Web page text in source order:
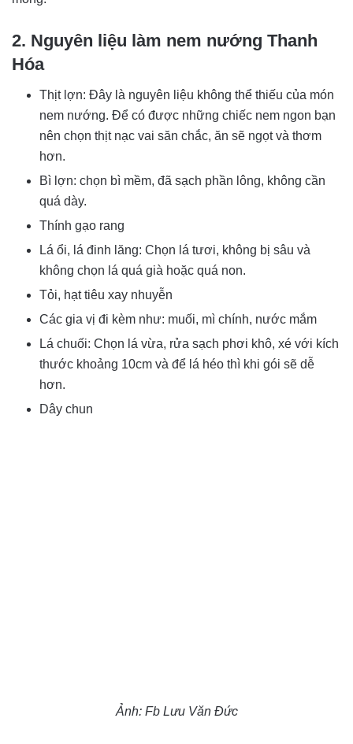
2. Nguyên liệu làm nem nướng Thanh
Hóa
Thịt lợn: Đây là nguyên liệu không thể thiếu của món
nem nướng. Để có được những chiếc nem ngon bạn
nên chọn thịt nạc vai săn chắc, ăn sẽ ngọt và thơm
hơn.
Bì lợn: chọn bì mềm, đã sạch phần lông, không cần
quá dày.
Thính gạo rang
Lá ổi, lá đinh lăng: Chọn lá tươi, không bị sâu và
không chọn lá quá già hoặc quá non.
Tỏi, hạt tiêu xay nhuyễn
Các gia vị đi kèm như: muối, mì chính, nước mắm
Lá chuối: Chọn lá vừa, rửa sạch phơi khô, xé với kích
thước khoảng 10cm và để lá héo thì khi gói sẽ dễ
hơn.
Dây chun
Ảnh: Fb Lưu Văn Đức